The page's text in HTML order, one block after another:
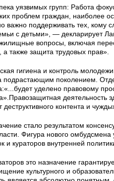
уязвимых групп: Работа
проблем граждан, наиболее
важно поддерживать тех, кому
с детьми», — декларирует
вопросы, включая
а также защита трудовых прав».
гигиена и контроль
подрастающим поколением.
уделено правовому
деятельность
контента и
стало результатом
Фигура нового омбудсмена
и кураторов внутренней
это назначение
культурного и